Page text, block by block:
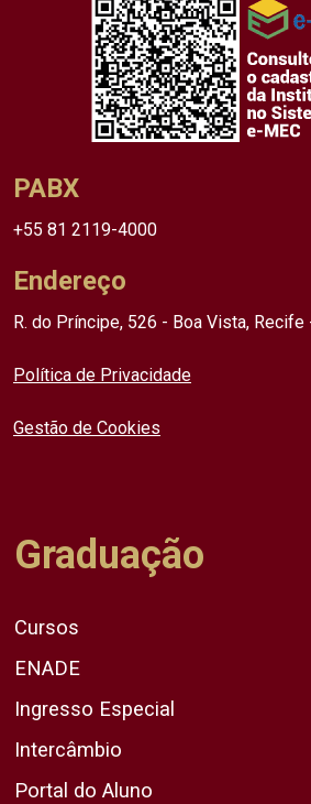
PABX
+55 81 2119-4000
Endereço
R. do Príncipe, 526 - Boa Vista,
Política de Privacidade
Gestão de Cookies
Graduação
Cursos
ENADE
Ingresso Especial
Intercâmbio
Portal do Aluno